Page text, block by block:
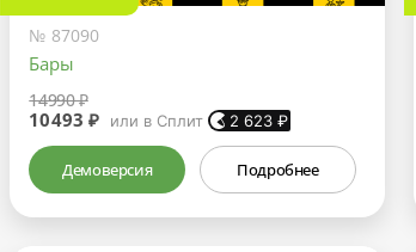
№ 87090
Бары
14990 ₽
10493 ₽ или в Сплит 2 623₽
Демоверсия Подробнее